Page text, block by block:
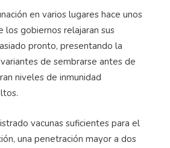
en varios lugares hace unos
los gobiernos relajaran sus
pronto, presentando la
de sembrarse antes de
niveles de inmunidad
vacunas suficientes para el
una penetración mayor a dos